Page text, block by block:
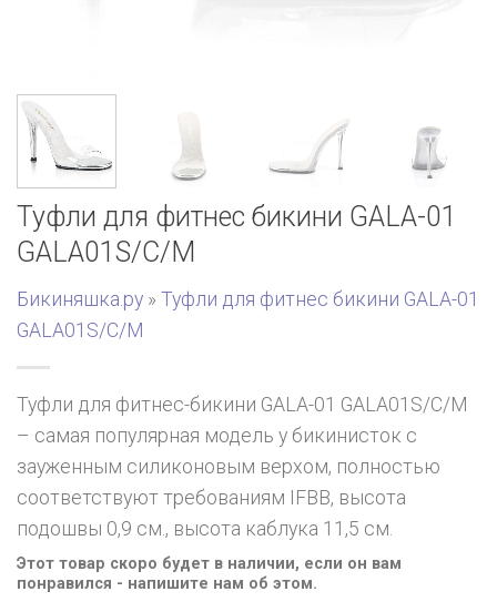
Туфли для фитнес бикини GALA-01
GALA01S/C/M
Бикиняшка.ру » Туфли для фитнес бикини GALA-01
GALA01S/C/M
Туфли для фитнес-бикини GALA-01 GALA01S/C/M
– самая популярная модель у бикинисток с
зауженным силиконовым верхом, полностью
соответствуют требованиям IFBB, высота
подошвы 0,9 см., высота каблука 11,5 см.
Этот товар скоро будет в наличии, если он вам
понравился - напишите нам об этом.